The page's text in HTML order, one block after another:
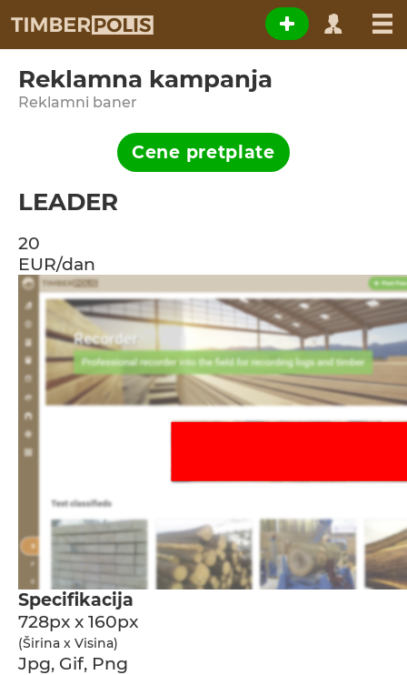
Reklamna kampanja
Reklamni baner
Cene pretplate
LEADER
20
EUR/dan
Specifikacija
728px x 160px
(Širina x Visina)
Jpg, Gif, Png